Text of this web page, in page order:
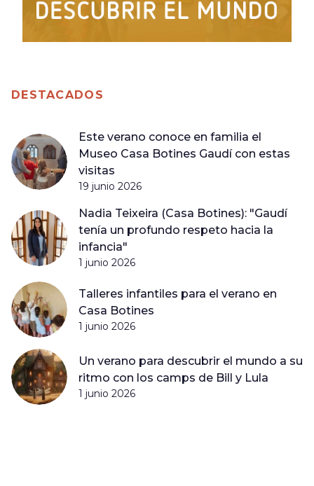
DESTACADOS
Este verano conoce en familia el
Museo Casa Botines Gaudí con estas
visitas
19 junio 2026
Nadia Teixeira (Casa Botines): "Gaudí
tenía un profundo respeto hacia la
infancia"
1 junio 2026
Talleres infantiles para el verano en
Casa Botines
1 junio 2026
Un verano para descubrir el mundo a su
ritmo con los camps de Bill y Lula
1 junio 2026